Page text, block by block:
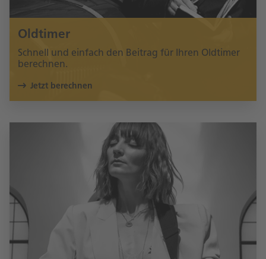
Oldtimer
Schnell und einfach den Beitrag für Ihren Oldtimer
berechnen.
Jetzt berechnen